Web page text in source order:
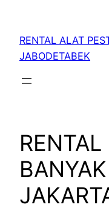
RENTAL ALAT
JABODETABEK